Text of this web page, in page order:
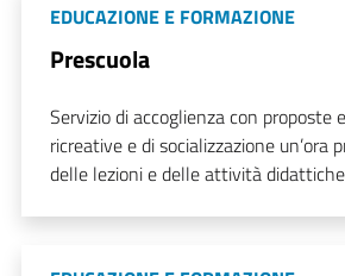
EDUCAZIONE E FORMAZIONE
Prescuola
Servizio di accoglienza con proposte
ricreative e di socializzazione un’ora
delle lezioni e delle attività didattiche